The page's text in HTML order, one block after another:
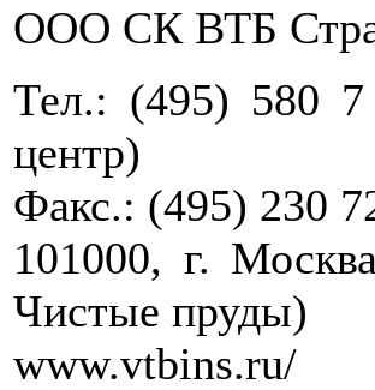
ООО СК ВТБ
Тел.: (495) 580 7
центр)
Факс.: (495) 230
101000, г.
Чистые пруды)
www.vtbins.ru/